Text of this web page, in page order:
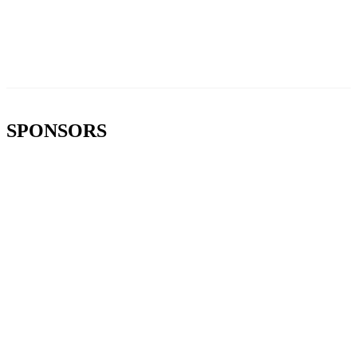
SPONSORS